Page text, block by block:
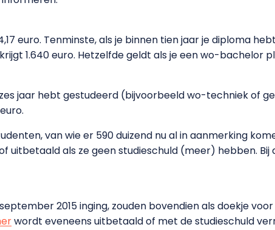
euro. Tenminste, als je binnen tien jaar je diploma
1.640 euro. Hetzelfde geldt als je een wo-bachelor
jaar hebt gestudeerd (bijvoorbeeld wo-techniek of
van wie er 590 duizend nu al in aanmerking
uitbetaald als ze geen studieschuld (meer) hebben. Bij
2015 inging, zouden bovendien als doekje
wordt eveneens uitbetaald of met de studieschuld